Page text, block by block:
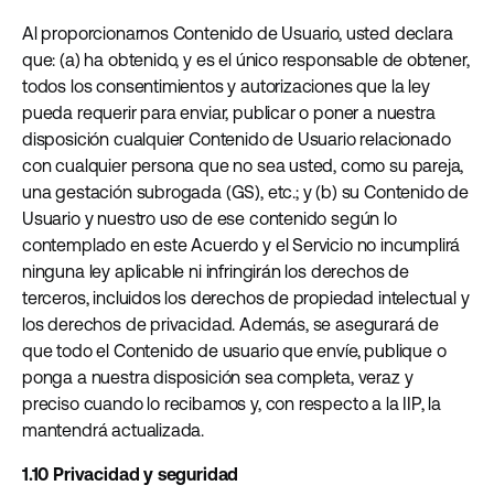
Al proporcionarnos Contenido de Usuario, usted declara
que: (a) ha obtenido, y es el único responsable de obtener,
todos los consentimientos y autorizaciones que la ley
pueda requerir para enviar, publicar o poner a nuestra
disposición cualquier Contenido de Usuario relacionado
con cualquier persona que no sea usted, como su pareja,
una gestación subrogada (GS), etc.; y (b) su Contenido de
Usuario y nuestro uso de ese contenido según lo
contemplado en este Acuerdo y el Servicio no incumplirá
ninguna ley aplicable ni infringirán los derechos de
terceros, incluidos los derechos de propiedad intelectual y
los derechos de privacidad. Además, se asegurará de
que todo el Contenido de usuario que envíe, publique o
ponga a nuestra disposición sea completa, veraz y
preciso cuando lo recibamos y, con respecto a la IIP, la
mantendrá actualizada.
1.10 Privacidad y seguridad